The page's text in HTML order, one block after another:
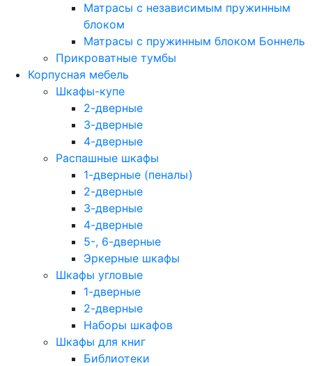
Матрасы с независимым пружинным
блоком
Матрасы с пружинным блоком Боннель
Прикроватные тумбы
Корпусная мебель
Шкафы-купе
2-дверные
3-дверные
4-дверные
Распашные шкафы
1-дверные (пеналы)
2-дверные
3-дверные
4-дверные
5-, 6-дверные
Эркерные шкафы
Шкафы угловые
1-дверные
2-дверные
Наборы шкафов
Шкафы для книг
Библиотеки